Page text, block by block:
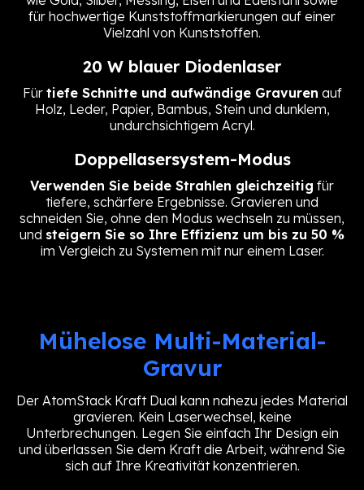
für hochwertige Kunststoffmarkierungen auf einer
Vielzahl von Kunststoffen.
20 W blauer Diodenlaser
Für tiefe Schnitte und aufwändige Gravuren auf
Holz, Leder, Papier, Bambus, Stein und dunklem,
undurchsichtigem Acryl.
Doppellasersystem-Modus
Verwenden Sie beide Strahlen gleichzeitig für
tiefere, schärfere Ergebnisse. Gravieren und
schneiden Sie, ohne den Modus wechseln zu müssen,
und steigern Sie so Ihre Effizienz um bis zu 50 %
im Vergleich zu Systemen mit nur einem Laser.
Mühelose Multi-Material-
Gravur
Der AtomStack Kraft Dual kann nahezu jedes Material
gravieren. Kein Laserwechsel, keine
Unterbrechungen. Legen Sie einfach Ihr Design ein
und überlassen Sie dem Kraft die Arbeit, während Sie
sich auf Ihre Kreativität konzentrieren.